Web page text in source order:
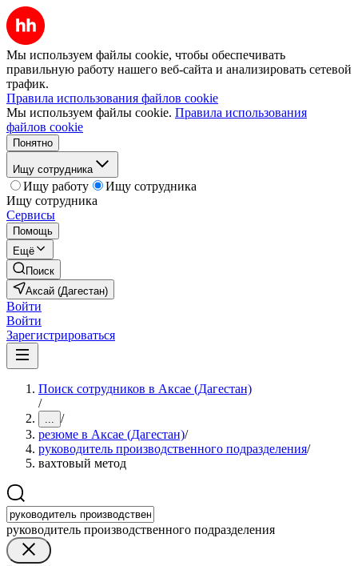
Мы используем файлы cookie, чтобы обеспечивать
правильную работу нашего веб-сайта и анализировать сетевой
трафик.
Правила использования файлов cookie
Мы используем файлы cookie. Правила использования
файлов cookie
Понятно
Ищу сотрудника
Ищу работу
Ищу сотрудника
Ищу сотрудника
Сервисы
Помощь
Ещё
Поиск
Аксай (Дагестан)
Войти
Войти
Зарегистрироваться
Поиск сотрудников в Аксае (Дагестан)
/
... /
резюме в Аксае (Дагестан)/
руководитель производственного подразделения/
вахтовый метод
руководитель производственного подразделения